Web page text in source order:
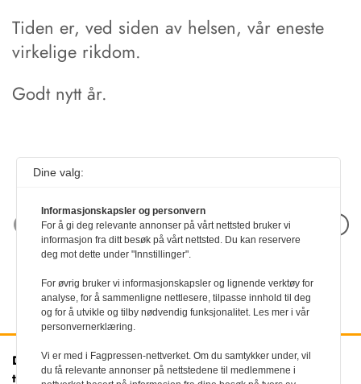
Tiden er, ved siden av helsen, vår eneste
virkelige rikdom.
Godt nytt år.
Neste artikkel
Den norske
tannlegeforenings Tidende
Kontakt oss
Tlf:22 54 74 00
Dine valg:
Informasjonskapsler og personvern
For å gi deg relevante annonser på vårt nettsted bruker vi
informasjon fra ditt besøk på vårt nettsted. Du kan reservere
deg mot dette under "Innstillinger".
For øvrig bruker vi informasjonskapsler og lignende verktøy for
analyse, for å sammenligne nettlesere, tilpasse innhold til deg
og for å utvikle og tilby nødvendig funksjonalitet. Les mer i vår
personvernerklæring.
Vi er med i Fagpressen-nettverket. Om du samtykker under, vil
du få relevante annonser på nettstedene til medlemmene i